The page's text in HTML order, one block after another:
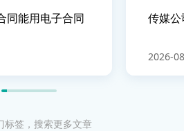
同能用电子合同
传媒
2026-
标签，搜索更多文章